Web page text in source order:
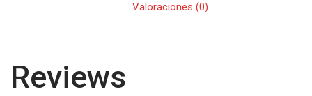
Valoraciones (0)
Reviews